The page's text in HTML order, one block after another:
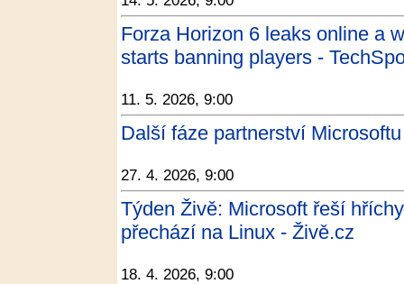
Forza Horizon 6 leaks online a
starts banning players -
11. 5. 2026, 9:00
Další fáze partnerství
27. 4. 2026, 9:00
Týden Živě: Microsoft řeší
přechází na Linux - Živě.cz
18. 4. 2026, 9:00